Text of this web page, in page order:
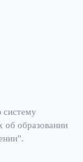
об образовании